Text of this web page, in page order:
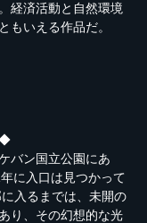
経済活動と自然環境
もいえる作品だ。
◆
バン国立公園にあ
に入口は見つかって
入るまでは、未開の
り、その幻想的な光